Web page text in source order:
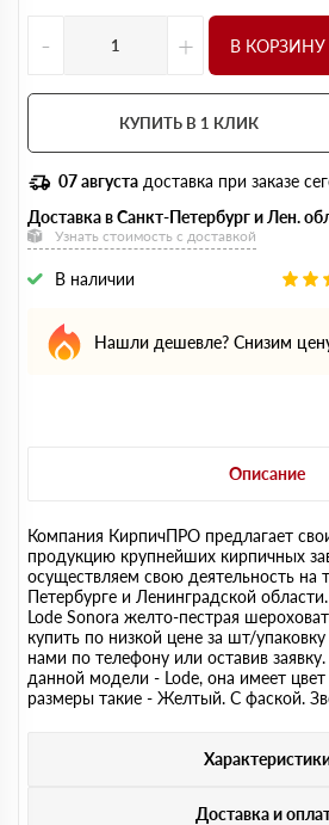
- + В КОРЗИНУ
КУПИТЬ В 1 КЛИК
07 августа доставка при заказе
Доставка в Санкт-Петербург и Лен.
Узнать стоимость с доставкой
В наличии
Нашли дешевле? Снизим
Описание
Компания КирпичПРО предлагает
продукцию крупнейших кирпичных
осуществляем свою деятельность на
Петербурге и Ленинградской
Lode Sonora желто-пестрая
купить по низкой цене за шт/
нами по телефону или оставив
данной модели - Lode, она имеет
размеры такие - Желтый. С фаской.
Доставка и